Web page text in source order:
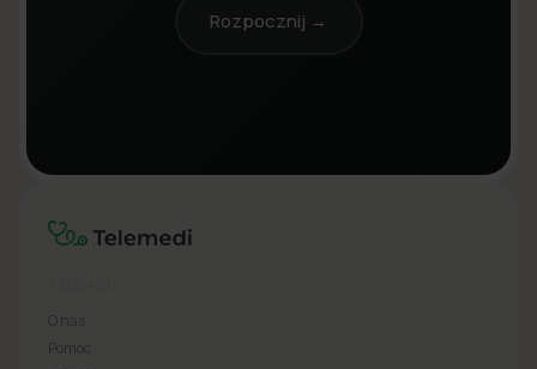
Rozpocznij →
O nas
Pomoc